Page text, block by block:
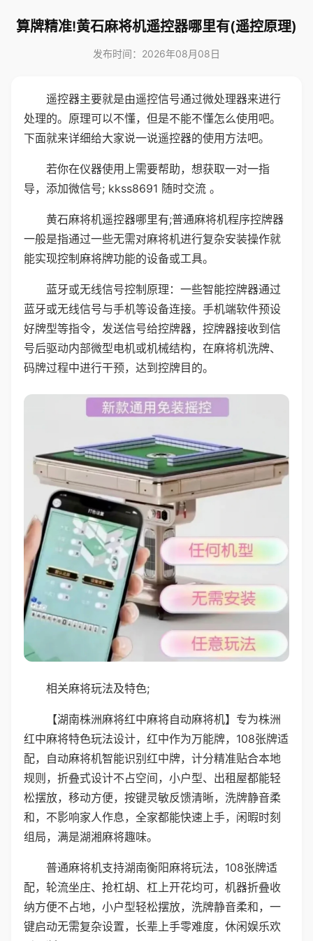
算牌精准!黄石麻将机遥控器哪里有(遥控原理)
发布时间：2026年08月08日
遥控器主要就是由遥控信号通过微处理器来进行
处理的。原理可以不懂，但是不能不懂怎么使用吧。
下面就来详细给大家说一说遥控器的使用方法吧。
若你在仪器使用上需要帮助，想获取一对一指
导，添加微信号; kkss8691 随时交流 。
黄石麻将机遥控器哪里有;普通麻将机程序控牌器
一般是指通过一些无需对麻将机进行复杂安装操作就
能实现控制麻将牌功能的设备或工具。
蓝牙或无线信号控制原理：一些智能控牌器通过
蓝牙或无线信号与手机等设备连接。手机端软件预设
好牌型等指令，发送信号给控牌器，控牌器接收到信
号后驱动内部微型电机或机械结构，在麻将机洗牌、
码牌过程中进行干预，达到控牌目的。
相关麻将玩法及特色;
【湖南株洲麻将红中麻将自动麻将机】专为株洲
红中麻将特色玩法设计，红中作为万能牌，108张牌适
配，自动麻将机智能识别红中牌，计分精准贴合本地
规则，折叠式设计不占空间，小户型、出租屋都能轻
松摆放，移动方便，按键灵敏反馈清晰，洗牌静音柔
和，不影响家人作息，全家都能快速上手，闲暇时刻
组局，满是湖湘麻将趣味。
普通麻将机支持湖南衡阳麻将玩法，108张牌适
配，轮流坐庄、抢杠胡、杠上开花均可，机器折叠收
纳方便不占地，小户型轻松摆放，洗牌静音柔和，一
键启动无需复杂设置，长辈上手零难度，休闲娱乐欢